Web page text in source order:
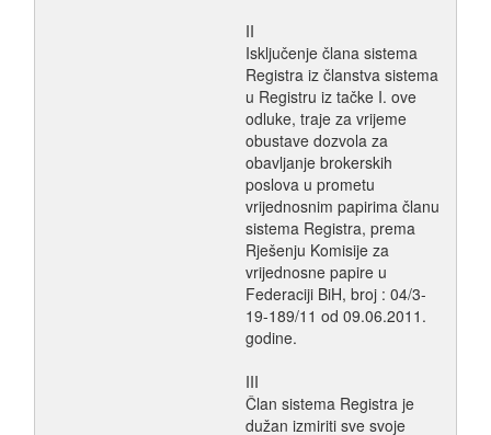
II
Isključenje člana sistema
Registra iz članstva sistema
u Registru iz tačke I. ove
odluke, traje za vrijeme
obustave dozvola za
obavljanje brokerskih
poslova u prometu
vrijednosnim papirima članu
sistema Registra, prema
Rješenju Komisije za
vrijednosne papire u
Federaciji BiH, broj : 04/3-
19-189/11 od 09.06.2011.
godine.
III
Član sistema Registra je
dužan izmiriti sve svoje